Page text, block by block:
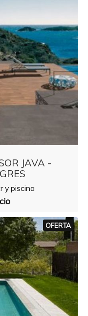
JAVA -
y piscina
OFERTA